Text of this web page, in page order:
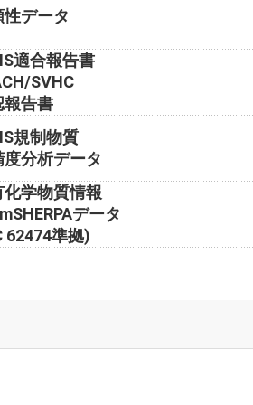
性データ
適合報告書
SVHC
報告書
規制物質
度分析データ
化学物質情報
データ
62474準拠)